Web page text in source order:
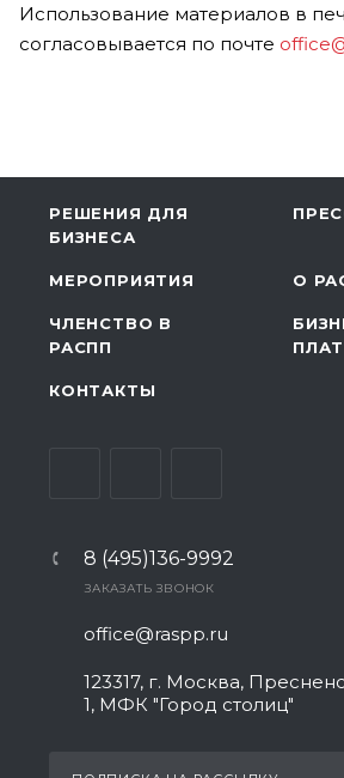
Использование материалов в
согласовывается по почте
РЕШЕНИЯ ДЛЯ
БИЗНЕСА
МЕРОПРИЯТИЯ О
ЧЛЕНСТВО В
РАСПП
КОНТАКТЫ
8 (495)136-9992
ЗАКАЗАТЬ ЗВОНОК
office@raspp.ru
123317, г. Москва,
1, МФК "Город столиц"